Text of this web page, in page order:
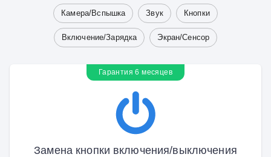
Камера/Вспышка Звук Кнопки
Включение/Зарядка Экран/Сенсор
Гарантия 6 месяцев
Замена кнопки включения/выключения